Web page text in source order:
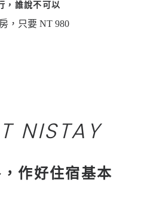
，誰說不可以
，只要 NT 980
NISTAY
作好住宿基本